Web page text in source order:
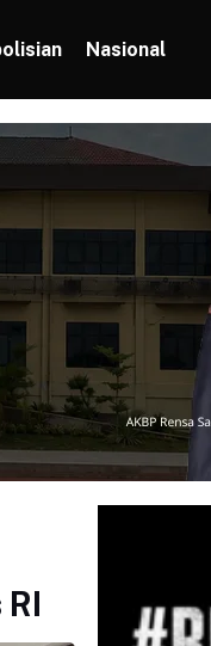
Nasional